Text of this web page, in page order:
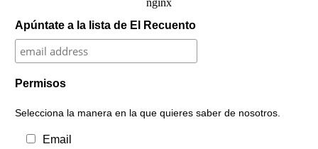
Apúntate a la lista de El Recuento
Permisos
Selecciona la manera en la que quieres saber de nosotros.
Email